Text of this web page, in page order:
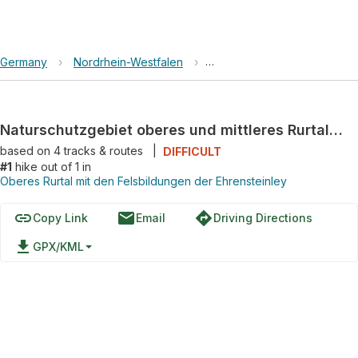
Germany › Nordrhein-Westfalen › Oberes Rurtal mit den
Naturschutzgebiet oberes und mittleres Rurtal Loop
based on 4tracks & routes
DIFFICULT
#1 hike out of 1 in
Oberes Rurtal mit den Felsbildungen der Ehrensteinley
linkCopy Link emailEmail directionsDriving Directions
file_download GPX/KML